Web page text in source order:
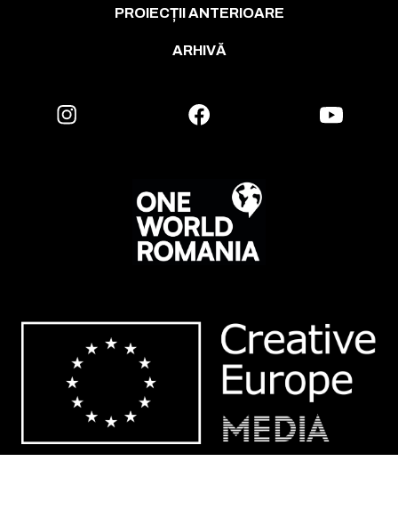
PROIECȚII ANTERIOARE
ARHIVĂ